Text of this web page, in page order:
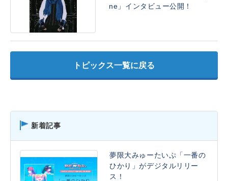
ne」インタビュー公開！
トピックス一覧に戻る
新着記事
夢限大みゅーたいぷ「一番の
ひかり」がデジタルリリー
ス！